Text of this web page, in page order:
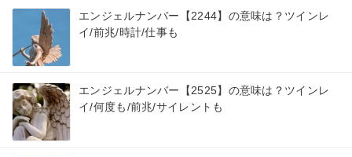
エンジェルナンバー【2244】の意味は？ツインレ
イ/前兆/時計/仕事も
エンジェルナンバー【2525】の意味は？ツインレ
イ/何度も/前兆/サイレントも